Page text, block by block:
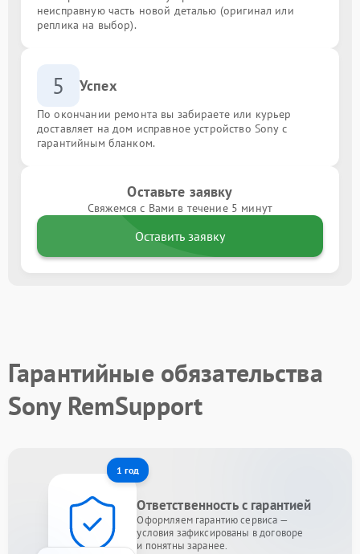
неисправную часть новой деталью (оригинал или
реплика на выбор).
5 Успех
По окончании ремонта вы забираете или курьер
доставляет на дом исправное устройство Sony с
гарантийным бланком.
Оставьте заявку
Свяжемся с Вами в течение 5 минут
Оставить заявку
Гарантийные обязательства
Sony RemSupport
1 год
Ответственность с гарантией
Оформляем гарантию сервиса —
условия зафиксированы в договоре
и понятны заранее.